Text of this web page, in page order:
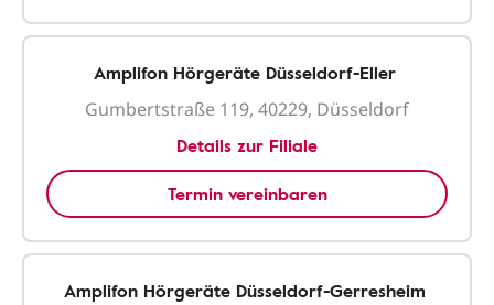
Amplifon Hörgeräte Düsseldorf-Eller
Gumbertstraße 119, 40229, Düsseldorf
Details zur Filiale
Termin vereinbaren
Amplifon Hörgeräte Düsseldorf-Gerresheim